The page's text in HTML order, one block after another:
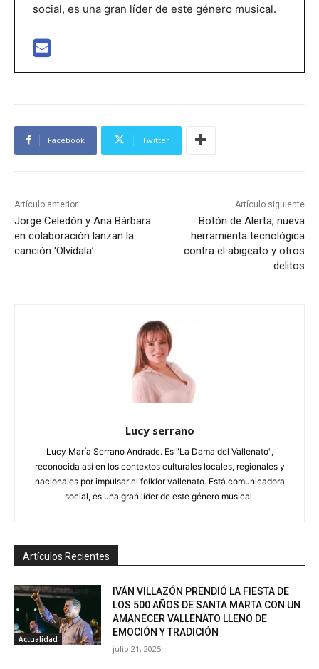
social, es una gran líder de este género musical.
Facebook Twitter
Artículo anterior
Jorge Celedón y Ana Bárbara
en colaboración lanzan la
canción ‘Olvídala’
Artículo siguiente
Botón de Alerta, nueva
herramienta tecnológica
contra el abigeato y otros
delitos
Lucy serrano
Lucy María Serrano Andrade. Es "La Dama del Vallenato",
reconocida así en los contextos culturales locales, regionales y
nacionales por impulsar el folklor vallenato. Está comunicadora
social, es una gran líder de este género musical.
Artículos Recientes
Actualidad
IVÁN VILLAZÓN PRENDIÓ LA FIESTA DE
LOS 500 AÑOS DE SANTA MARTA CON UN
AMANECER VALLENATO LLENO DE
EMOCIÓN Y TRADICIÓN
julio 21, 2025